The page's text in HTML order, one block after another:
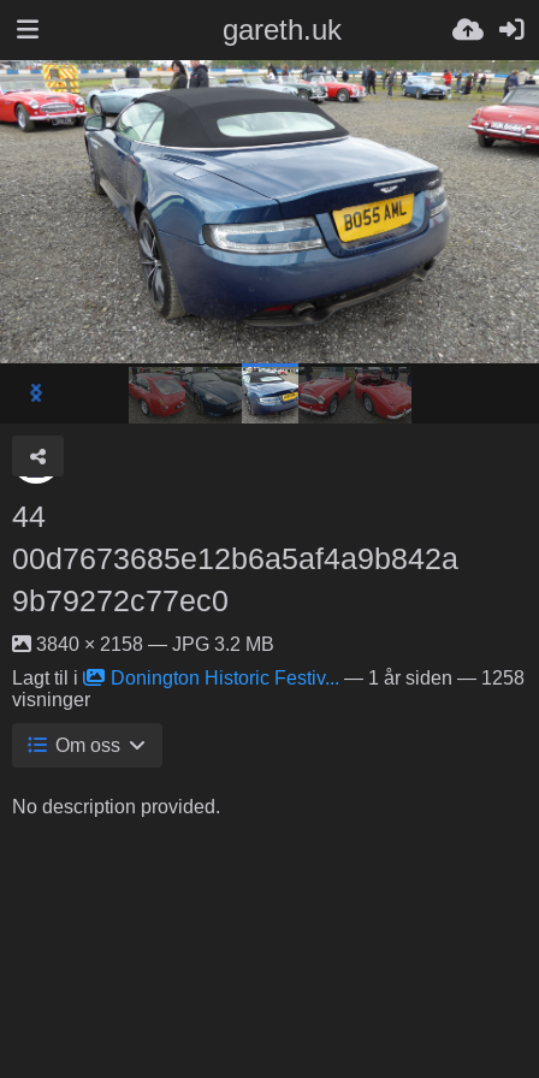
gareth.uk
44
00d7673685e12b6a5af4a9b842a
9b79272c77ec0
3840 × 2158 — JPG 3.2 MB
Lagt til i
Donington Historic Festiv... — 1 år siden — 1258
visninger
Om oss
No description provided.